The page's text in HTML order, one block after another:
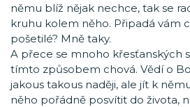
němu blíž nějak nechce, tak se
kruhu kolem něho. Připadá vám
pošetilé? Mně taky.
A přece se mnoho křesťanských
tímto způsobem chová. Vědí o
jakous takous naději, ale jít k
něho pořádně posvítit do života,